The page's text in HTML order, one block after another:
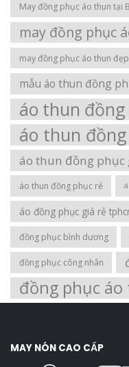
May đồng phục áo thun tại
may đồng phục
may đồng phục áo thun đẹp
mẫu áo thun đồng
áo thun
áo thun
áo thun đồng phục
áo thun đồng phục rẻ
áo đồng phục giá rẻ
đồng phục bình dương
đồng phục công nhân
đồng phục
MAY NÓN CAO CẤP